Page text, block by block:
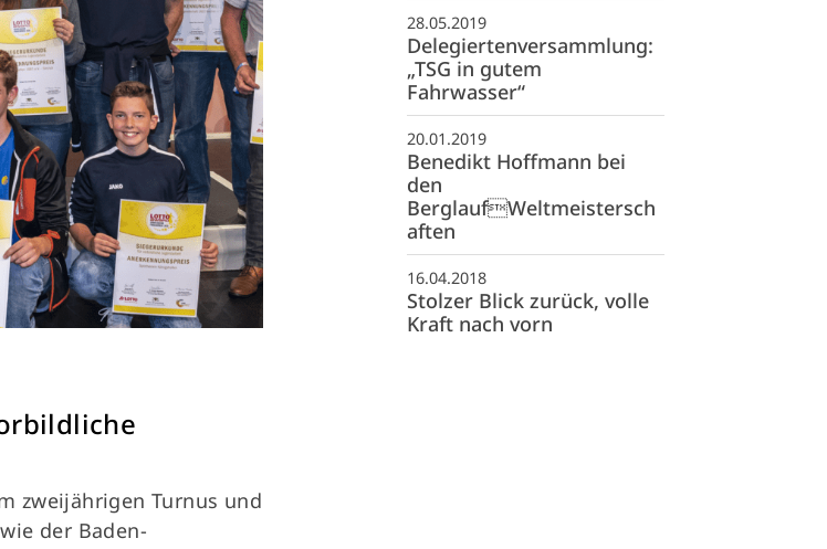
zweijährigen Turnus und
der Baden-
28.05.2019
Delegiertenversammlung:
„TSG in gutem
Fahrwasser“
20.01.2019
Benedikt Hoffmann bei
den
BerglaufWeltmeistersch
aften
16.04.2018
Stolzer Blick zurück, volle
Kraft nach vorn
Service
Mitgliedschaft
Antworten
Geschäftsstelle
TSG 1845 Heilbronn e. V.
Hofwiesenstraße 40
74081 Heilbronn
07131 507075
info@tsg-heilbronn.de